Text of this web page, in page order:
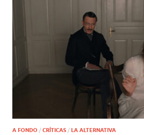
A FONDO / CRÍTICAS / LA ALTERNATIVA